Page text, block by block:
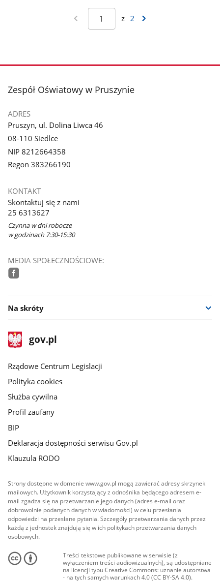
z 2
stopka
Zespół Oświatowy w Pruszynie
ADRES
Pruszyn, ul. Dolina Liwca 46
08-110 Siedlce
NIP 8212664358
Regon 383266190
KONTAKT
Skontaktuj się z nami
25 6313627
Czynna w dni robocze
w godzinach 7:30-15:30
MEDIA SPOŁECZNOŚCIOWE:
Na skróty
stopka
gov.plStrona
gov.pl
Rządowe Centrum Legislacji
Polityka cookies
Służba cywilna
Profil zaufany
BIP
Deklaracja dostępności serwisu Gov.pl
Klauzula RODO
Strony dostępne w domenie www.gov.pl mogą zawierać adresy skrzynek
mailowych. Użytkownik korzystający z odnośnika będącego adresem e-
mail zgadza się na przetwarzanie jego danych (adres e-mail oraz
dobrowolnie podanych danych w wiadomości) w celu przesłania
odpowiedzi na przesłane pytania. Szczegóły przetwarzania danych przez
każdą z jednostek znajdują się w ich politykach przetwarzania danych
osobowych.
Treści tekstowe publikowane w serwisie (z
wyłączeniem treści audiowizualnych), są udostępniane
na licencji typu Creative Commons: uznanie autorstwa
- na tych samych warunkach 4.0 (CC BY-SA 4.0).